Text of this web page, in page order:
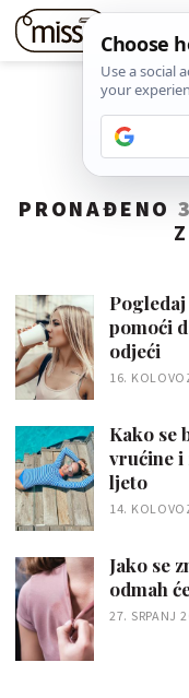
PRONAĐENO
pomoći
odjeći
16.
Kako se
vrućine i
ljeto
14.
Jako se
odmah
27. SRPANJ